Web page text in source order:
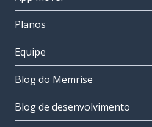
Planos
Equipe
Blog do Memrise
Blog de desenvolvimento